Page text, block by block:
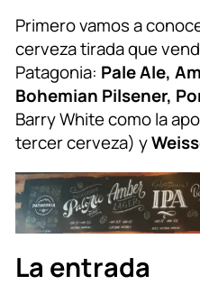
Primero vamos a
cerveza tirada que
Patagonia: Pale Ale,
Bohemian Pilsener,
Barry White como la
tercer cerveza) y
La entrada